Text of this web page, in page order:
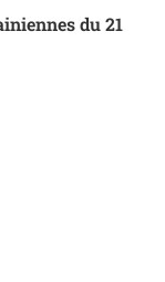
du 21